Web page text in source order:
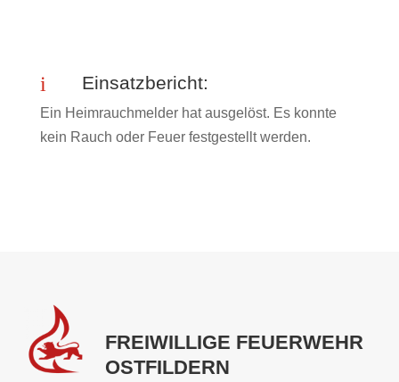
i Einsatzbericht:
Ein Heimrauchmelder hat ausgelöst. Es konnte
kein Rauch oder Feuer festgestellt werden.
FREIWILLIGE FEUERWEHR
OSTFILDERN